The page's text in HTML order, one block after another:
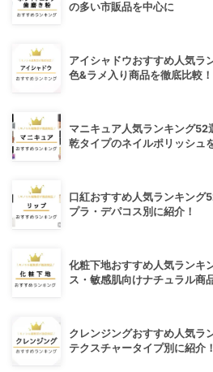
の多い市販品を中心に
アイシャドウおすすめ人気ラ
色&ラメ入り商品を徹底比較！
マニキュア人気ランキング52
乾タイプのネイルポリッシュ
口紅おすすめ人気ランキング
プラ・デパコス別に紹介！
化粧下地おすすめ人気ランキ
ス・敏感肌向けナチュラル商
クレンジングおすすめ人気ラ
テクスチャータイプ別に紹介！